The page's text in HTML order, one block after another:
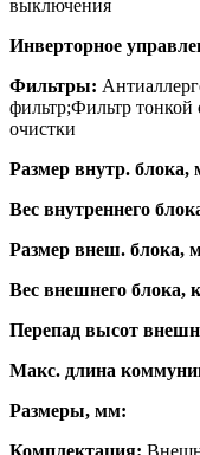
выключения
Инверторное
Фильтры:
фильтр;Фильтр тонкой
очистки
Размер внутр.
Вес внутреннего
Размер внеш.
Вес внешнего блока,
Перепад высот
Макс. длина
Размеры, мм:
Комплектация: